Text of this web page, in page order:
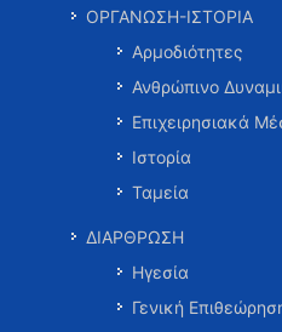
ΟΡΓΑΝΩΣΗ-ΙΣΤΟΡΙΑ
Αρμοδιότητες
Ανθρώπινο
Επιχειρησιακά
Ιστορία
Ταμεία
ΔΙΑΡΘΡΩΣΗ
Ηγεσία
Γενική